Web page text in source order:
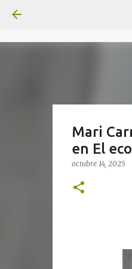
Mari
en El
octubre 14, 2025